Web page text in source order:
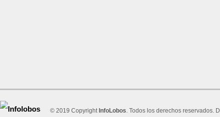
© 2019 Copyright InfoLobos. Todos los derechos reservados.